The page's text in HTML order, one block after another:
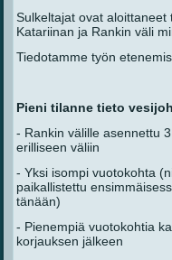
Sulkeltajat ovat
Katariinan ja Rankin väli
Tiedotamme työn
Pieni tilanne tieto
- Rankin välille asennettu
erilliseen väliin
- Yksi isompi vuotokohta
paikallistettu
tänään)
- Pienempiä vuotokohtia
korjauksen jälkeen